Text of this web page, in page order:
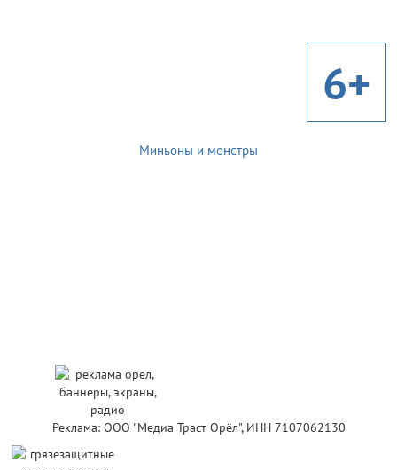
6+
Миньоны и монстры
Реклама: ООО "Медиа Траст Орёл", ИНН 7107062130